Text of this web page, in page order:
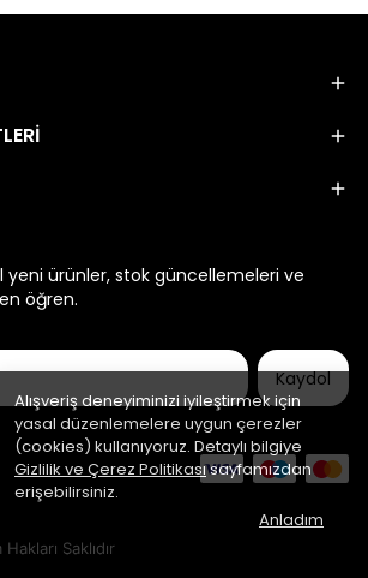
Alışveriş deneyiminizi iyileştirmek için
yasal düzenlemelere uygun çerezler
(cookies) kullanıyoruz. Detaylı bilgiye
Gizlilik ve Çerez Politikasısayfamızdan
erişebilirsiniz.
Anladım
yeni ürünler, stok güncellemeleri ve
öğren.
Kaydol
Saklıdır